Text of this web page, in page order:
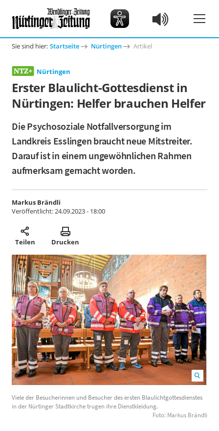
Sie sind hier: Startseite Nürtingen Artikel
Nürtingen
Erster Blaulicht-Gottesdienst in
Nürtingen: Helfer brauchen Helfer
Die Psychosoziale Notfallversorgung im
Landkreis Esslingen braucht neue Mitstreiter.
Darauf ist in einem ungewöhnlichen Rahmen
aufmerksam gemacht worden.
Markus Brändli
Veröffentlicht:24.09.2023 - 18:00
Teilen Drucken
Blaulichtgottesdienstes in der Nürtinger Stadtkirche
trugen ihre Dienstkleidung. Foto: Markus Brändli1200
Viele der Besucherinnen und Besucher des ersten Blaulichtgottesdienstes
in der Nürtinger Stadtkirche trugen ihre Dienstkleidung.
Foto: Markus Brändli